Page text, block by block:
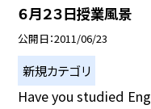
６月２３日授業風景
公開日 2011/06/23
新規カテゴリ
Have you studied